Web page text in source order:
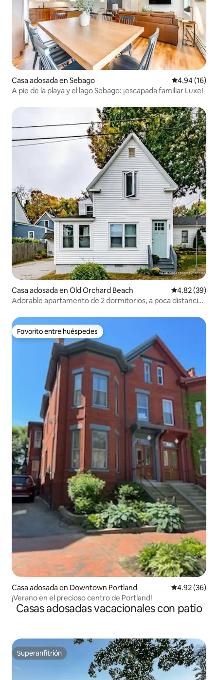
Casa adosada en Sebago Calificación
4.94 (16)
A pie de la playa y el lago Sebago: ¡escapada familiar Luxe!
Casa adosada en Old Orchard Beach Calificación
4.82 (39)
Adorable apartamento de 2 dormitorios, a poca distancia
Favorito entre huéspedes
Favorito entre huéspedes
Casa adosada en Downtown Portland Calificación
4.92 (36)
¡Verano en el precioso centro de Portland!
Casas adosadas vacacionales con patio
Superanfitrión
Superanfitrión